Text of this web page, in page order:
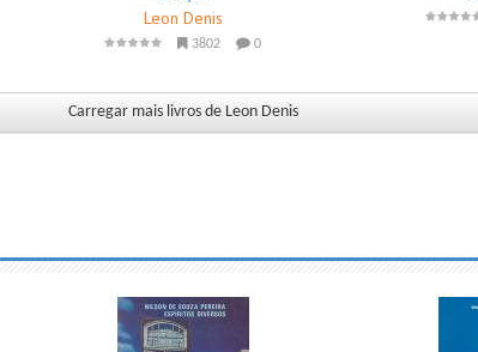
Leon Denis
3802 0
Carregar mais livros de Leon Denis